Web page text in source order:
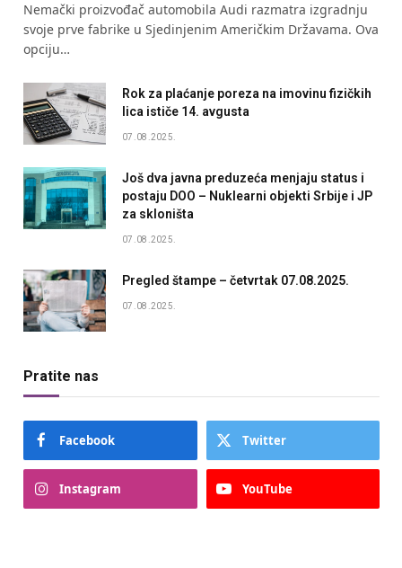
Nemački proizvođač automobila Audi razmatra izgradnju
svoje prve fabrike u Sjedinjenim Američkim Državama. Ova
opciju…
Rok za plaćanje poreza na imovinu fizičkih
lica ističe 14. avgusta
07.08.2025.
Još dva javna preduzeća menjaju status i
postaju DOO – Nuklearni objekti Srbije i JP
za skloništa
07.08.2025.
Pregled štampe – četvrtak 07.08.2025.
07.08.2025.
Pratite nas
Facebook Twitter
Instagram YouTube